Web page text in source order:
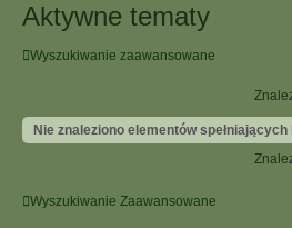
Aktywne tematy
Wyszukiwanie zaawansowane
Nie znaleziono elementów
Wyszukiwanie Zaawansowane